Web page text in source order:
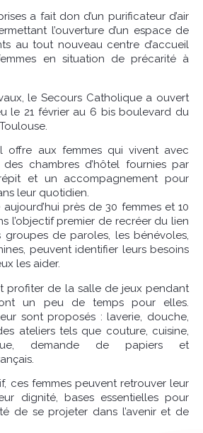
a fait don d’un purificateur d’air
l’ouverture d’un espace de
au tout nouveau centre d’accueil
en situation de précarité à
le Secours Catholique a ouvert
le 21 février au 6 bis boulevard du
offre aux femmes qui vivent avec
chambres d’hôtel fournies par
et un accompagnement pour
leur quotidien.
près de 30 femmes et 10
l’objectif premier de recréer du lien
groupes de paroles, les bénévoles,
peuvent identifier leurs besoins
les aider.
profiter de la salle de jeux pendant
un peu de temps pour elles.
sont proposés : laverie, douche,
ateliers tels que couture, cuisine,
demande de papiers et
ces femmes peuvent retrouver leur
dignité, bases essentielles pour
de se projeter dans l’avenir et de